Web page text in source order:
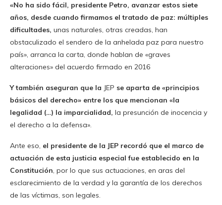
«No ha sido fácil, presidente Petro, avanzar estos siete
años, desde cuando firmamos el tratado de paz: múltiples
dificultades, unas naturales, otras creadas, han
obstaculizado el sendero de la anhelada paz para nuestro
país», arranca la carta, donde hablan de «graves
alteraciones» del acuerdo firmado en 2016
Y también aseguran que la JEP se aparta de «principios
básicos del derecho» entre los que mencionan «la
legalidad (…) la imparcialidad, la presunción de inocencia y
el derecho a la defensa».
Ante eso, el presidente de la JEP recordó que el marco de
actuación de esta justicia especial fue establecido en la
Constitución, por lo que sus actuaciones, en aras del
esclarecimiento de la verdad y la garantía de los derechos
de las víctimas, son legales.